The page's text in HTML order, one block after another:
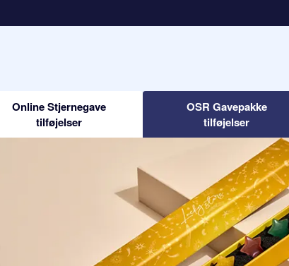
Online Stjernegave
tilføjelser
OSR Gavepakke
tilføjelser